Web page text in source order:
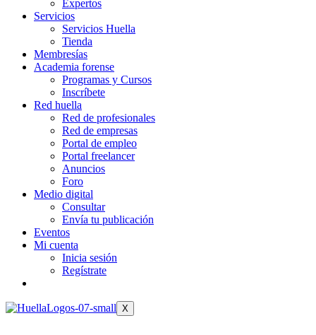
Expertos
Servicios
Servicios Huella
Tienda
Membresías
Academia forense
Programas y Cursos
Inscríbete
Red huella
Red de profesionales
Red de empresas
Portal de empleo
Portal freelancer
Anuncios
Foro
Medio digital
Consultar
Envía tu publicación
Eventos
Mi cuenta
Inicia sesión
Regístrate
X